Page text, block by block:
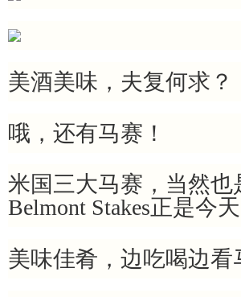
美酒美味，夫复何求？
哦，还有马赛！
米国三大马赛，当然
Belmont Stakes正是今天
美味佳肴，边吃喝边